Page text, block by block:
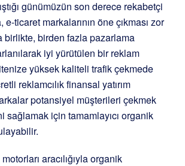
günümüzün son derece rekabetçi
ticaret markalarının öne çıkması zor
birlikte, birden fazla pazarlama
iyi yürütülen bir reklam
yüksek kaliteli trafik çekmede
reklamcılık finansal yatırım
potansiyel müşterileri çekmek
sağlamak için tamamlayıcı organik
aracılığıyla organik